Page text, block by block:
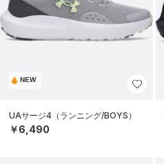
NEW
UAサージ4（ランニング/BOYS）
￥6,490